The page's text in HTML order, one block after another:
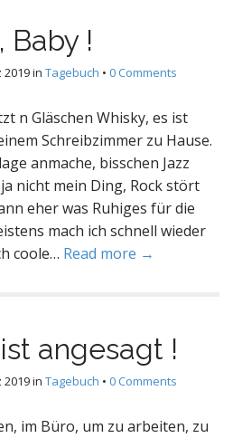
Baby !
2019in Tagebuch • 0 Comments
n Gläschen Whisky, es ist
Schreibzimmer zu Hause.
anmache, bisschen Jazz
nicht mein Ding, Rock stört
eher was Ruhiges für die
mach ich schnell wieder
coole… Read more →
angesagt !
2019in Tagebuch • 0 Comments
im Büro, um zu arbeiten, zu